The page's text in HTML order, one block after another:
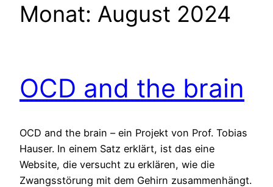
Monat: August 2024
OCD and the brain
OCD and the brain – ein Projekt von Prof. Tobias
Hauser. In einem Satz erklärt, ist das eine
Website, die versucht zu erklären, wie die
Zwangsstörung mit dem Gehirn zusammenhängt.